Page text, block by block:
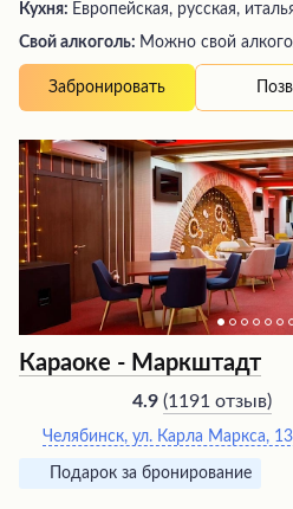
Кухня: Европейская, русская,
Свой алкоголь: Можно свой
Забронировать
Караоке - ‎Маркштадт
4.9 (1191 отзыв)
Челябинск, ул. Карла Маркса,
Подарок за бронирование